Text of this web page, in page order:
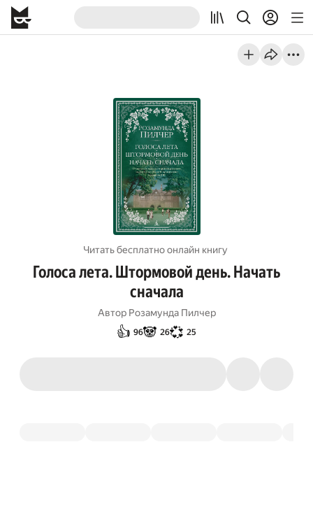
Читать бесплатно онлайн книгу
Голоса лета. Штормовой день. Начать
сначала
Автор Розамунда Пилчер
👍 96🐼 26💞 25